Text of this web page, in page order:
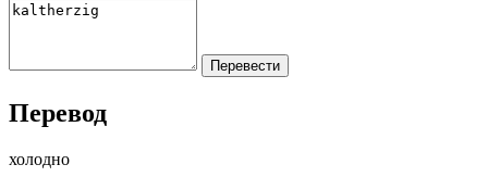
Перевод
холодно